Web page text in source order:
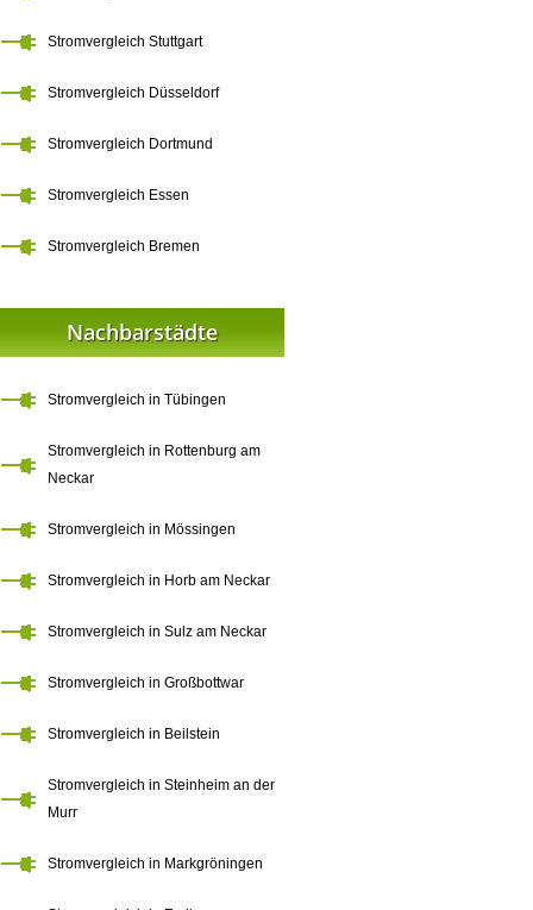
Stromvergleich Stuttgart
Stromvergleich Düsseldorf
Stromvergleich Dortmund
Stromvergleich Essen
Stromvergleich Bremen
Nachbarstädte
Stromvergleich in Tübingen
Stromvergleich in Rottenburg am
Neckar
Stromvergleich in Mössingen
Stromvergleich in Horb am Neckar
Stromvergleich in Sulz am Neckar
Stromvergleich in Großbottwar
Stromvergleich in Beilstein
Stromvergleich in Steinheim an der
Murr
Stromvergleich in Markgröningen